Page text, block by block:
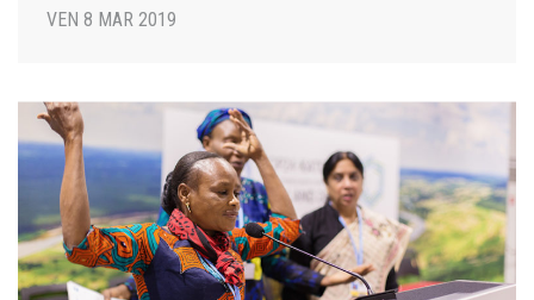
VEN 8 MAR 2019